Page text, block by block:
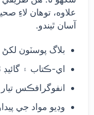
علاوه، توهان لاءِ
آسان ٿيندو.
بلاگ پوسٽون لکڻ
اي-ڪتاب ۽ گائيڊ
انفوگرافڪس
وڊيو مواد جي